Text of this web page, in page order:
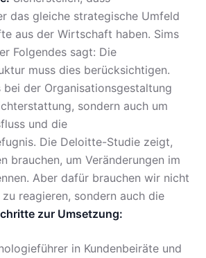
das gleiche strategische Umfeld
aus der Wirtschaft haben. Sims
Folgendes sagt: Die
muss dies berücksichtigen.
bei der Organisationsgestaltung
sondern auch um
und die
Die Deloitte-Studie zeigt,
brauchen, um Veränderungen im
Aber dafür brauchen wir nicht
reagieren, sondern auch die
zur Umsetzung:
in Kundenbeiräte und